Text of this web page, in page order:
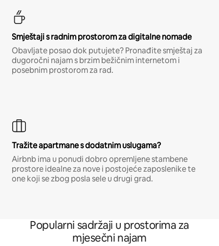
Smještaji s radnim prostorom za digitalne nomade
Obavljate posao dok putujete? Pronađite smještaj za
dugoročni najam s brzim bežičnim internetom i
posebnim prostorom za rad.
Tražite apartmane s dodatnim uslugama?
Airbnb ima u ponudi dobro opremljene stambene
prostore idealne za nove i postojeće zaposlenike te
one koji se zbog posla sele u drugi grad.
Popularni sadržaji u prostorima za
mjesečni najam